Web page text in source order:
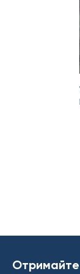
Отримайте